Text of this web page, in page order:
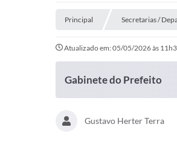
Principal Secretarias /
Atualizado em: 05/05/2026 às
Gabinete do Prefeito
Gustavo Herter Terra